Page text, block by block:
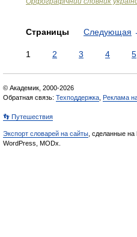
Страницы Следующая
1 2 3 4 5
© Академик, 2000-2026
Обратная связь: Техподдержка Реклама
👣 Путешествия
Экспорт словарей на сайты , сделанные на
WordPress, MODx.